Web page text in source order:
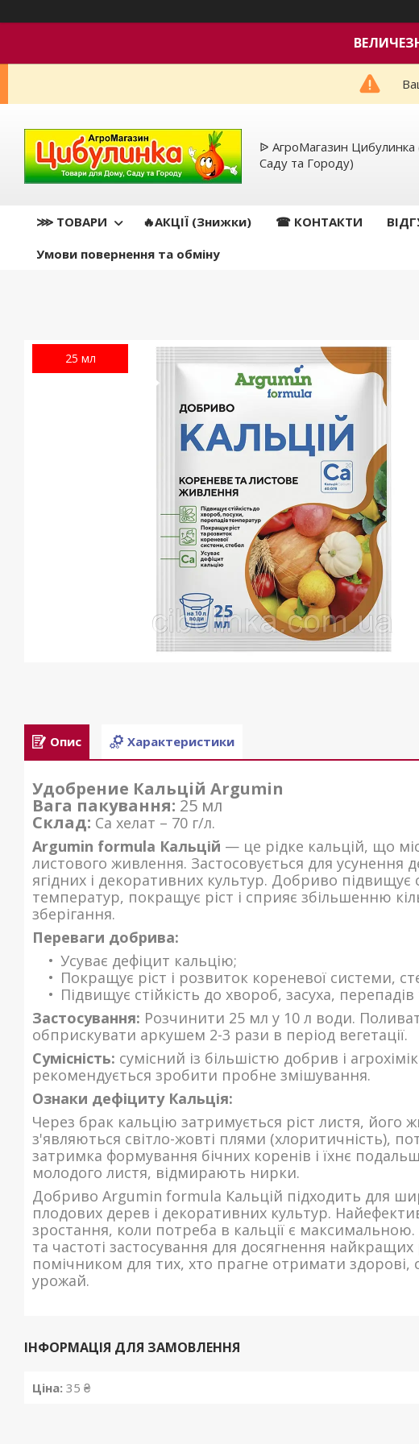
ᐉ АгроМагазин Цибулинка
Саду та Городу)
⋙ ТОВАРИ 🔥АКЦІЇ (Знижки) ☎ КОНТАКТИ
Умови повернення та обміну
25 мл
Опис Характеристики
Удобрение Кальцій Argumin
Вага пакування: 25 мл
Склад: Ca хелат – 70 г/л.
Argumin formula Кальцій — це рідке кальцій, що
листового живлення. Застосовується для усунення
ягідних і декоративних культур. Добриво підвищує
температур, покращує ріст і сприяє збільшенню
зберігання.
Переваги добрива:
Усуває дефіцит кальцію;
Покращує ріст і розвиток кореневої системи,
Підвищує стійкість до хвороб, засуха,
Застосування: Розчинити 25 мл у 10 л води.
обприскувати аркушем 2-3 рази в період вегетації.
Сумісність: сумісний із більшістю добрив і
рекомендується зробити пробне змішування.
Ознаки дефіциту Кальція:
Через брак кальцію затримується ріст листя,
з'являються світло-жовті плями (хлоритичність),
затримка формування бічних коренів і їхнє
молодого листя, відмирають нирки.
Добриво Argumin formula Кальцій підходить для
плодових дерев і декоративних культур.
зростання, коли потреба в кальції є
та частоті застосування для досягнення
помічником для тих, хто прагне отримати здорові,
урожай.
ІНФОРМАЦІЯ ДЛЯ ЗАМОВЛЕННЯ
Ціна: 35 ₴